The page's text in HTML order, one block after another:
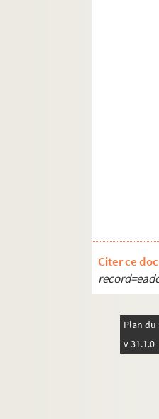
1983
1984
1985
Citer ce
Plan du
v 31.1.0